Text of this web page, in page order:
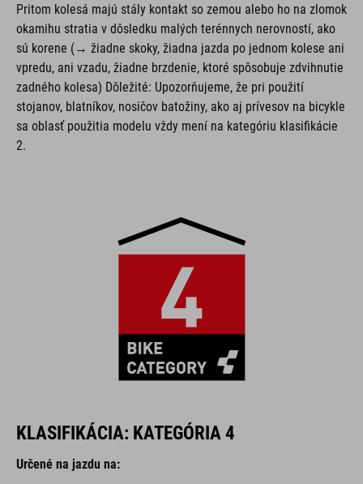
Pritom kolesá majú stály kontakt so zemou alebo ho na zlomok
okamihu stratia v dôsledku malých terénnych nerovností, ako
sú korene (→ žiadne skoky, žiadna jazda po jednom kolese ani
vpredu, ani vzadu, žiadne brzdenie, ktoré spôsobuje zdvihnutie
zadného kolesa) Dôležité: Upozorňujeme, že pri použití
stojanov, blatníkov, nosičov batožiny, ako aj prívesov na bicykle
sa oblasť použitia modelu vždy mení na kategóriu klasifikácie
2.
KLASIFIKÁCIA: KATEGÓRIA 4
Určené na jazdu na: